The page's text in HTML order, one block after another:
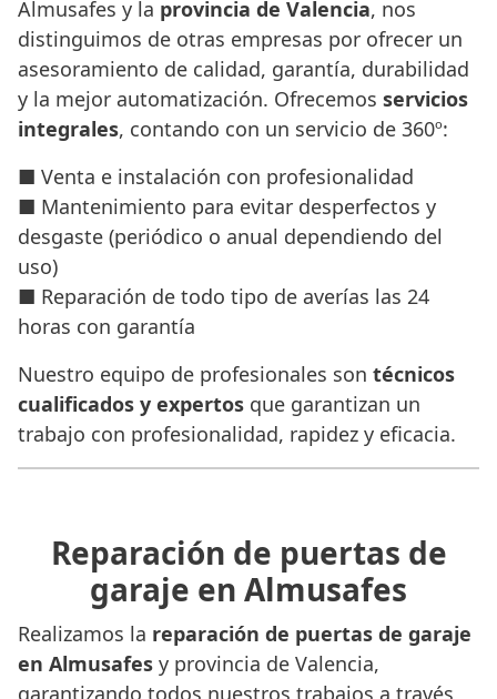
Almusafes y la provincia de Valencia, nos
distinguimos de otras empresas por ofrecer un
asesoramiento de calidad, garantía, durabilidad
y la mejor automatización. Ofrecemos servicios
integrales, contando con un servicio de 360º:
■ Venta e instalación con profesionalidad
■ Mantenimiento para evitar desperfectos y
desgaste (periódico o anual dependiendo del
uso)
■ Reparación de todo tipo de averías las 24
horas con garantía
Nuestro equipo de profesionales son técnicos
cualificados y expertos que garantizan un
trabajo con profesionalidad, rapidez y eficacia.
Reparación de puertas de
garaje en Almusafes
Realizamos la reparación de puertas de garaje
en Almusafes y provincia de Valencia,